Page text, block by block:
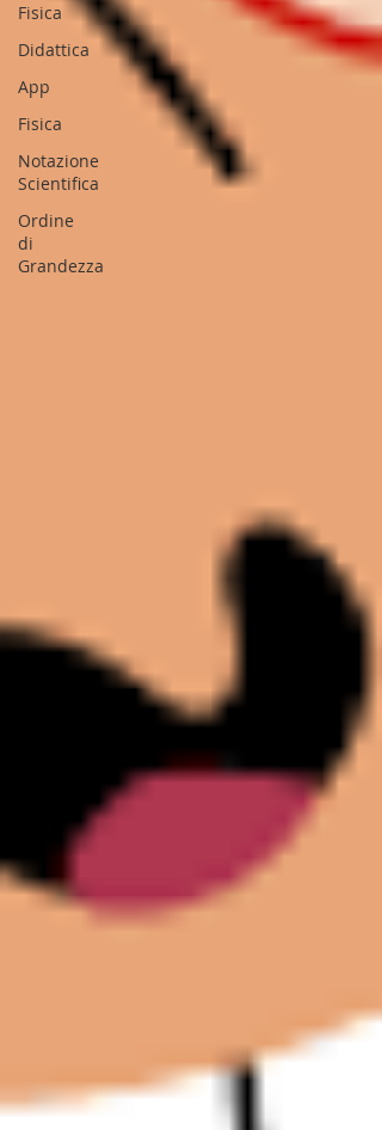
Fisica
Didattica
App
Fisica
Notazione
Scientifica
Ordine
di
Grandezza